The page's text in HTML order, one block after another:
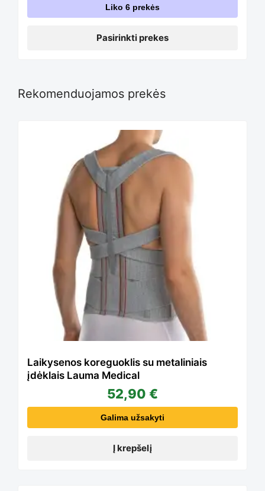
Liko 6 prekės
Pasirinkti prekes
the
product
page
Rekomenduojamos prekės
Laikysenos koreguoklis su metaliniais
įdėklais Lauma Medical
52,90 €
Galima užsakyti
Į krepšelį